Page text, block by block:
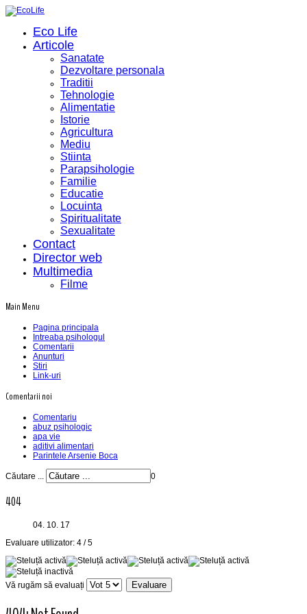
Eco Life
Articole
Sanatate
Dezvoltare personala
Traditii
Tehnologie
Alimentatie
Istorie
Agricultura
Mediu
Stiinta
Parapsihologie
Familie
Educatie
Locuinta
Spiritualitate
Sexualitate
Contact
Director web
Multimedia
Filme
Main Menu
Pagina principala
Intreaba psihologul
Comentarii
Anunturi
Stiri
Link-uri
Comentarii noi
Comentariu
abuz psihologic
apa vie
aditivi alimentari
Parintele Arsenie Boca
Căutare ... 0
404
04. 10. 17
Evaluare utilizator: 4 /5
Vă rugăm să evaluați